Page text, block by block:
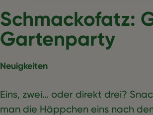
Schmackofatz:
Gartenparty
Neuigkeiten
Eins, zwei… oder direkt drei?
man die Häppchen eins nach